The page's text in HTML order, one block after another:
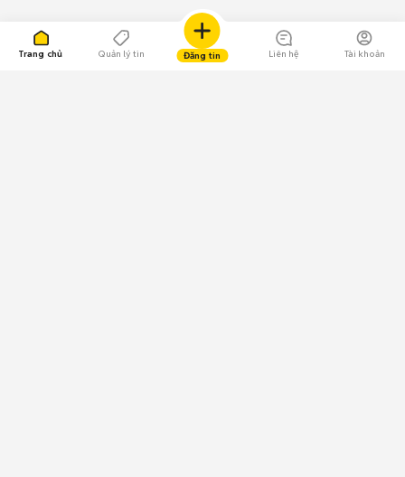
Trang chủ Quản lý tin Đăng tin Liên hệ Tài khoản